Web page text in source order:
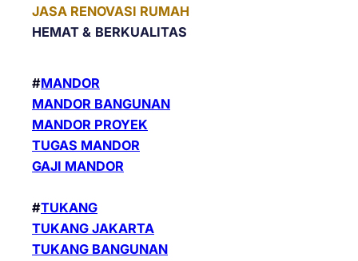
JASA RENOVASI RUMAH
HEMAT & BERKUALITAS
#MANDOR
MANDOR BANGUNAN
MANDOR PROYEK
TUGAS MANDOR
GAJI MANDOR
#TUKANG
TUKANG JAKARTA
TUKANG BANGUNAN